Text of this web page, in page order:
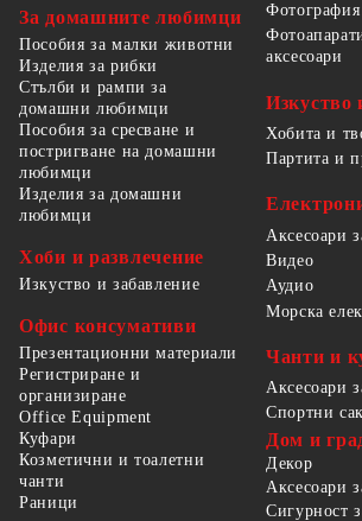
За домашните любимци
Пособия за малки животни
Изделия за рибки
Стълби и рампи за
домашни любимци
Пособия за сресване и
постригване на домашни
любимци
Изделия за домашни
любимци
Хоби и развлечение
Изкуство и забавление
Офис консумативи
Презентационни материали
Регистриране и
организиране
Office Equipment
Фотография
аксесоари
Изкуство
Хобита и
Партита и
Аксесоари
Видео
Аудио
Морска
Чанти и
Аксесоари
Спортни
Куфари
Козметични и тоалетни
чанти
Раници
Дом и
Декор
Аксесоари
Сигурност